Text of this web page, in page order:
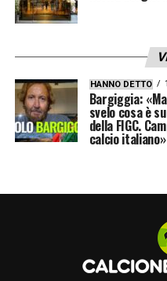
HANNO DETTO
Bargiggia:
svelo cosa è
della FIGC.
calcio italiano»